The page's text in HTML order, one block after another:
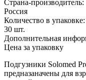
Страна-производитель:
Россия
Количество в упаковке:
30 шт.
Дополнительная
Цена за упаковку
Подгузники Solomed
предназаначены для